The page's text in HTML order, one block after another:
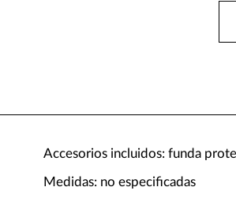
Accesorios incluidos: funda
Medidas: no especificadas